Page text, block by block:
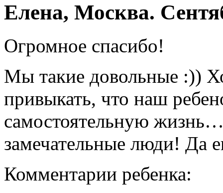
Елена, Москва.
Огромное спасибо!
Мы такие довольные :))
привыкать, что наш
самостоятельную
замечательные люди! Да
Комментарии ребенка: